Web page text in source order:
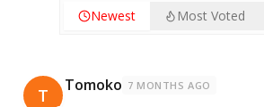
Newest Most Voted
T Tomoko 7 MONTHS AGO